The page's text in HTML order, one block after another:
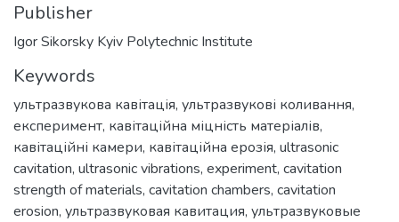
Publisher
Igor Sikorsky Kyiv Polytechnic Institute
Keywords
ультразвукова кавітація, ультразвукові коливання,
експеримент, кавітаційна міцність матеріалів,
кавітаційні камери, кавітаційна ерозія, ultrasonic
cavitation, ultrasonic vibrations, experiment, cavitation
strength of materials, cavitation chambers, cavitation
erosion, ультразвуковая кавитация, ультразвуковые